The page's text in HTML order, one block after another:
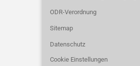
ODR-Verordnung
Sitemap
Datenschutz
Cookie Einstellungen